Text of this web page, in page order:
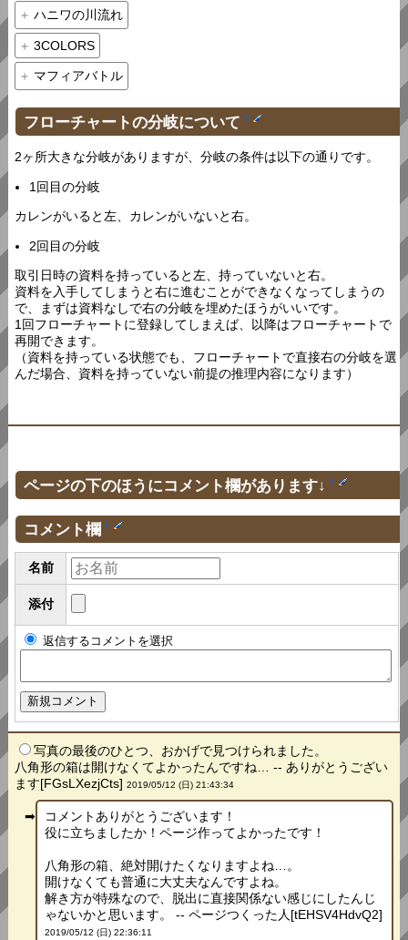
ハニワの川流れ
3COLORS
マフィアバトル
フローチャートの分岐について †
2ヶ所大きな分岐がありますが、分岐の条件は以下の通りです。
1回目の分岐
カレンがいると左、カレンがいないと右。
2回目の分岐
取引日時の資料を持っていると左、持っていないと右。
資料を入手してしまうと右に進むことができなくなってしまうの
で、まずは資料なしで右の分岐を埋めたほうがいいです。
1回フローチャートに登録してしまえば、以降はフローチャートで
再開できます。
（資料を持っている状態でも、フローチャートで直接右の分岐を選
んだ場合、資料を持っていない前提の推理内容になります）
ページの下のほうにコメント欄があります↓ †
コメント欄 †
名前
添付
返信するコメントを選択
写真の最後のひとつ、おかげで見つけられました。
八角形の箱は開けなくてよかったんですね… -- ありがとうござい
ます[FGsLXezjCts]2019/05/12 (日) 21:43:34
コメントありがとうございます！
役に立ちましたか！ページ作ってよかったです！
八角形の箱、絶対開けたくなりますよね…。
開けなくても普通に大丈夫なんですよね。
解き方が特殊なので、脱出に直接関係ない感じにしたんじ
ゃないかと思います。 -- ページつくった人[tEHSV4HdvQ2]
2019/05/12 (日) 22:36:11